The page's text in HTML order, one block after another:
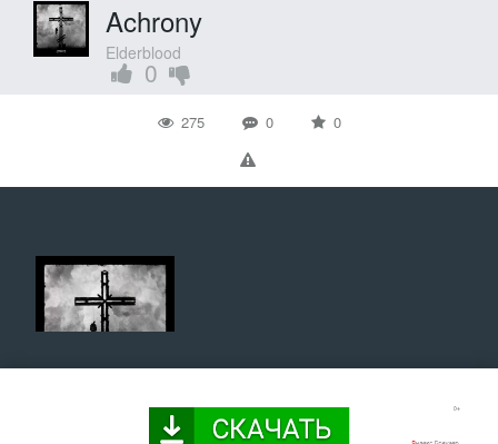
Achrony
Elderblood
0
275 0 0